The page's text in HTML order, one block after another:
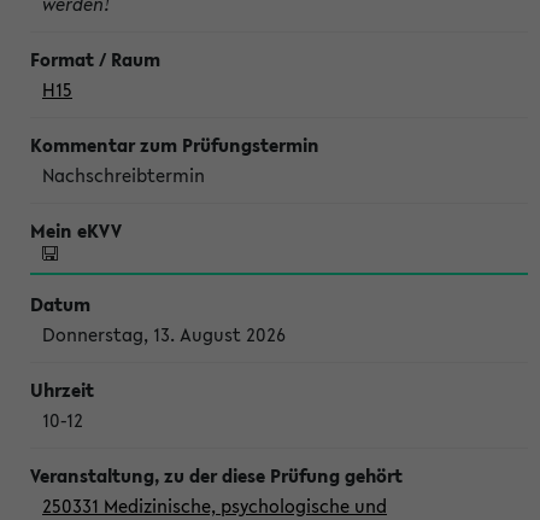
H15
Nachschreibtermin
Donnerstag, 13. August 2026
10-12
250331 Medizinische, psychologische und